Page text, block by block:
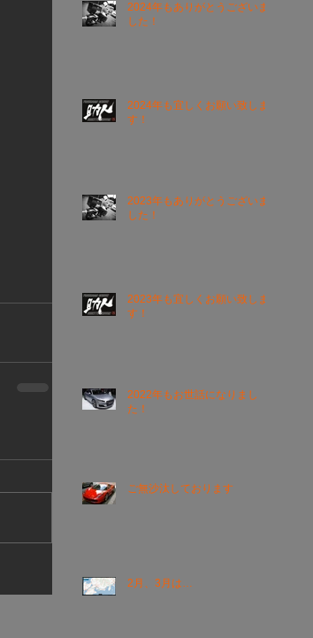
2024年もありがとうございま
した！
2024年も宜しくお願い致しま
す！
2023年もありがとうございま
した！
2023年も宜しくお願い致しま
す！
2022年もお世話になりまし
た！
ご無沙汰しております
2月、3月は…